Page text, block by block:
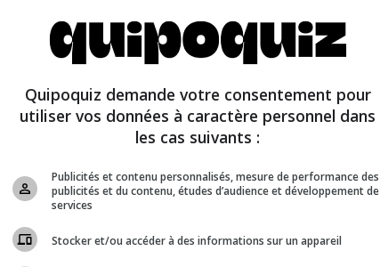
Quipoquiz demande votre consentement pour
utiliser vos données à caractère personnel dans
les cas suivants :
Publicités et contenu personnalisés, mesure de performance des
publicités et du contenu, études d’audience et développement de
services
Stocker et/ou accéder à des informations sur un appareil